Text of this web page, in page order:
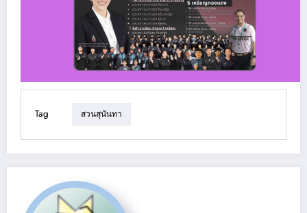
Tag สวนสุนันทา